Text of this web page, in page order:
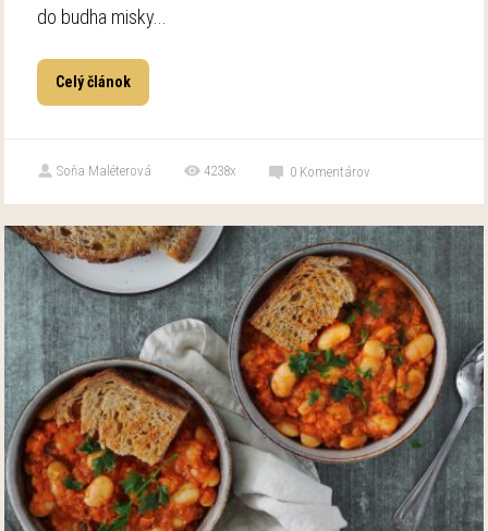
do budha misky...
Celý článok
Soňa Maléterová 4238x 0 Komentárov